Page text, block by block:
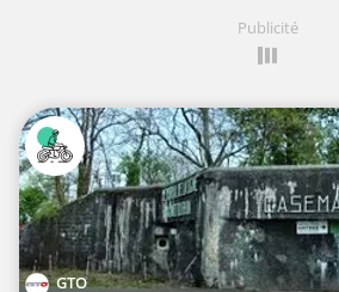
Publicité
GTO